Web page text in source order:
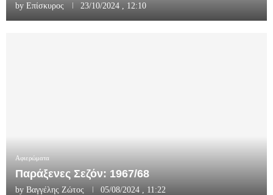
by Επίσκυρος 23/10/2024 , 12:10
Αφιερώματα
Παράξενες Σεζόν: 1967/68
by Βαγγέλης Ζώτος 05/08/2024 , 11:22